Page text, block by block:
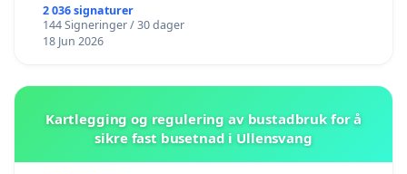
2 036 signaturer
144 Signeringer / 30 dager
18 Jun 2026
Kartlegging og regulering av bustadbruk for å
sikre fast busetnad i Ullensvang